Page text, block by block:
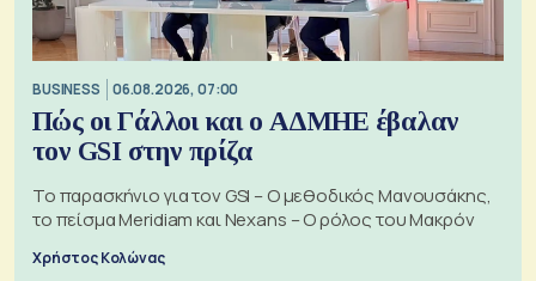
BUSINESS 06.08.2026, 07:00
Πώς οι Γάλλοι και ο ΑΔΜΗΕ έβαλαν
τον GSI στην πρίζα
Το παρασκήνιο για τον GSI – Ο μεθοδικός Μανουσάκης,
το πείσμα Meridiam και Nexans – Ο ρόλος του Μακρόν
Χρήστος Κολώνας